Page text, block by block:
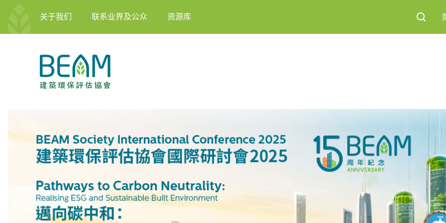
关于我们 联系业界及公众 资源库